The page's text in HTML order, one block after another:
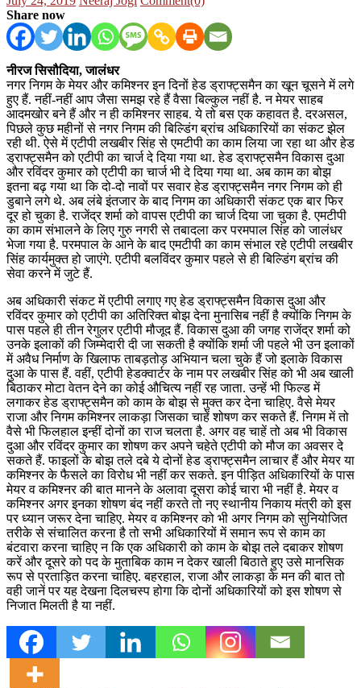
on
Share now
नीरज सिसौदिया, जालंधर
नगर निगम के मेयर और कमिश्नर इन दिनों हेड ड्राफ्ट्समैन का खून चूसने में लगे
हुए हैं. नहीं-नहीं आप जैसा समझ रहे हैं वैसा बिल्कुल नहीं है. न मेयर साहब
आदमखोर बने हैं और न ही कमिश्नर साहब. ये तो बस एक कहावत है. दरअसल,
पिछले कुछ महीनों से नगर निगम की बिल्डिंग ब्रांच अधिकारियों का संकट झेल
रही थी. ऐसे में एटीपी लखबीर सिंह से एमटीपी का काम लिया जा रहा था और हेड
ड्राफ्ट्समैन को एटीपी का चार्ज दे दिया गया था. हेड ड्राफ्ट्समैन विकास दुआ
और रविंदर कुमार को एटीपी का चार्ज भी दे दिया गया था. अब काम का बोझ
इतना बढ़ गया था कि दो-दो नावों पर सवार हेड ड्राफ्ट्समैन नगर निगम को ही
डुबाने लगे थे. अब लंबे इंतजार के बाद निगम का अधिकारी संकट एक बार फिर
दूर हो चुका है. राजेंद्र शर्मा को वापस एटीपी का चार्ज दिया जा चुका है. एमटीपी
का काम संभालने के लिए गुरु नगरी से तबादला कर परमपाल सिंह को जालंधर
भेजा गया है. परमपाल के आने के बाद एमटीपी का काम संभाल रहे एटीपी लखबीर
सिंह कार्यमुक्त हो जाएंगे. एटीपी बलविंदर कुमार पहले से ही बिल्डिंग ब्रांच की
सेवा करने में जुटे हैं.
अब अधिकारी संकट में एटीपी लगाए गए हेड ड्राफ्ट्समैन विकास दुआ और
रविंदर कुमार को एटीपी का अतिरिक्त बोझ देना मुनासिब नहीं है क्योंकि निगम के
पास पहले ही तीन रेगुलर एटीपी मौजूद हैं. विकास दुआ की जगह राजेंद्र शर्मा को
उनके इलाकों की जिम्मेदारी दी जा सकती है क्योंकि शर्मा जी पहले भी उन इलाकों
में अवैध निर्माण के खिलाफ ताबड़तोड़ अभियान चला चुके हैं जो इलाके विकास
दुआ के पास हैं. वहीं, एटीपी हेडक्वार्टर के नाम पर लखबीर सिंह को भी अब खाली
बिठाकर मोटा वेतन देने का कोई औचित्य नहीं रह जाता. उन्हें भी फिल्ड में
लगाकर हेड ड्राफ्ट्समैन को काम के बोझ से मुक्त कर देना चाहिए. वैसे मेयर
राजा और निगम कमिश्नर लाकड़ा जिसका चाहें शोषण कर सकते हैं. निगम में तो
वैसे भी फिलहाल इन्हीं दोनों का राज चलता है. अगर वह चाहें तो अब भी विकास
दुआ और रविंदर कुमार का शोषण कर अपने चहेते एटीपी को मौज का अवसर दे
सकते हैं. फाइलों के बोझ तले दबे ये दोनों हेड ड्राफ्ट्समैन लाचार हैं और मेयर या
कमिश्नर के फैसले का विरोध भी नहीं कर सकते. इन पीड़ित अधिकारियों के पास
मेयर व कमिश्नर की बात मानने के अलावा दूसरा कोई चारा भी नहीं है. मेयर व
कमिश्नर अगर इनका शोषण बंद नहीं करते तो नए स्थानीय निकाय मंत्री को इस
पर ध्यान जरूर देना चाहिए. मेयर व कमिश्नर को भी अगर निगम को सुनियोजित
तरीके से संचालित करना है तो सभी अधिकारियों में समान रूप से काम का
बंटवारा करना चाहिए न कि एक अधिकारी को काम के बोझ तले दबाकर शोषण
करें और दूसरे को पद के मुताबिक काम न देकर खाली बिठाते हुए उसे मानसिक
रूप से प्रताड़ित करना चाहिए. बहरहाल, राजा और लाकड़ा के मन की बात तो
वही जानें पर यह देखना दिलचस्प होगा कि दोनों अधिकारियों को इस शोषण से
निजात मिलती है या नहीं.